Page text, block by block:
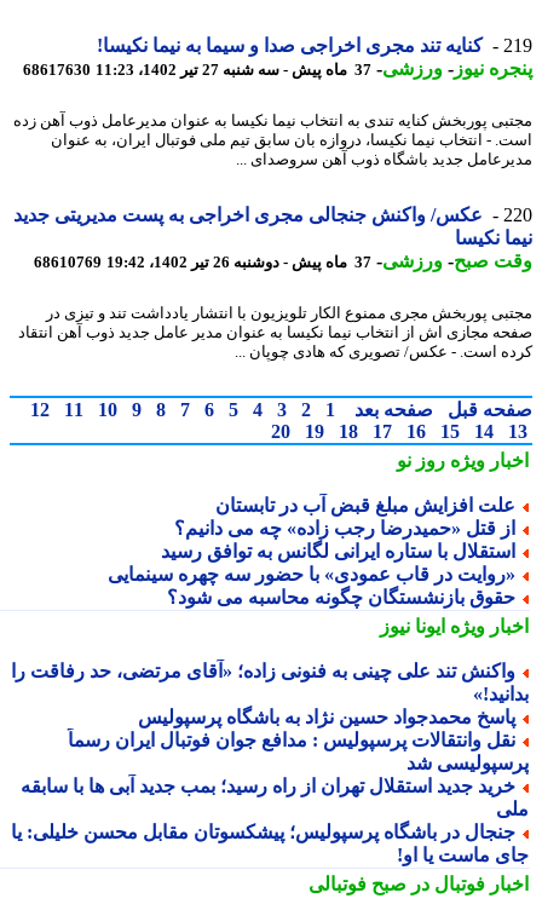
کنایه تند مجری اخراجی صدا و سیما به نیما نکیسا!
نیوز-ورزشی-37 ماه پیش - سه شنبه 27 تیر 1402، 11:23 68617630
پوربخش کنایه تندی به انتخاب نیما نکیسا به عنوان مدیرعامل ذوب آهن زده
- انتخاب نیما نکیسا، دروازه بان سابق تیم ملی فوتبال ایران، به عنوان
جدید باشگاه ذوب آهن سروصدای ...
عکس/ واکنش جنجالی مجری اخراجی به پست مدیریتی جدید
نکیسا
صبح-ورزشی-37 ماه پیش - دوشنبه 26 تیر 1402، 19:42 68610769
پوربخش مجری ممنوع الکار تلویزیون با انتشار یادداشت تند و تیزی در
مجازی اش از انتخاب نیما نکیسا به عنوان مدیر عامل جدید ذوب آهن انتقاد
است. - عکس/ تصویری که هادی چوپان ...
قبل صفحه بعد 1
2
3
4
5
6
7
8
9
10
11
12
14
15
16
17
18
19
20
ویژهروز نو
افزایش مبلغ قبض آب در تابستان
قتل «حمیدرضا رجب زاده» چه می دانیم؟
با ستاره ایرانی لگانس به توافق رسید
در قاب عمودی» با حضور سه چهره سینمایی
بازنشستگان چگونه محاسبه می شود؟
ویژهایونا نیوز
تند علی چینی به فنونی زاده؛ «آقای مرتضی، حد رفاقت را
محمدجواد حسین نژاد به باشگاه پرسپولیس
وانتقالات پرسپولیس : مدافع جوان فوتبال ایران رسماً
شد
جدید استقلال تهران از راه رسید؛ بمب جدید آبی ها با سابقه
در باشگاه پرسپولیس؛ پیشکسوتان مقابل محسن خلیلی: یا
ماست یا او!
فوتبال در صبح فوتبالی